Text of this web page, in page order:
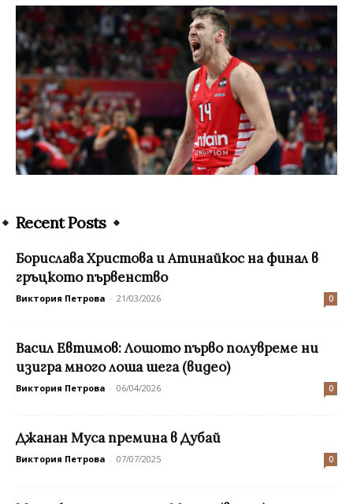
Recent Posts
Борислава Христова и Атинайкос на финал в
гръцкото първенство
Виктория Петрова - 21/03/2026 0
Васил Евтимов: Лошото първо полувреме ни
изигра много лоша шега (видео)
Виктория Петрова - 06/04/2026 0
Джанан Муса премина в Дубай
Виктория Петрова - 07/07/2025 0